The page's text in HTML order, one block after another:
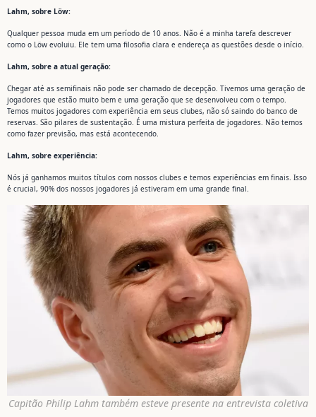
Lahm, sobre Löw:
Qualquer pessoa muda em um período de 10 anos. Não é a minha tarefa descrever
como o Löw evoluiu. Ele tem uma filosofia clara e endereça as questões desde o início.
Lahm, sobre a atual geração:
Chegar até as semifinais não pode ser chamado de decepção. Tivemos uma geração de
jogadores que estão muito bem e uma geração que se desenvolveu com o tempo.
Temos muitos jogadores com experiência em seus clubes, não só saindo do banco de
reservas. São pilares de sustentação. É uma mistura perfeita de jogadores. Não temos
como fazer previsão, mas está acontecendo.
Lahm, sobre experiência:
Nós já ganhamos muitos títulos com nossos clubes e temos experiências em finais. Isso
é crucial, 90% dos nossos jogadores já estiveram em uma grande final.
Capitão Philip Lahm também esteve presente na entrevista coletiva